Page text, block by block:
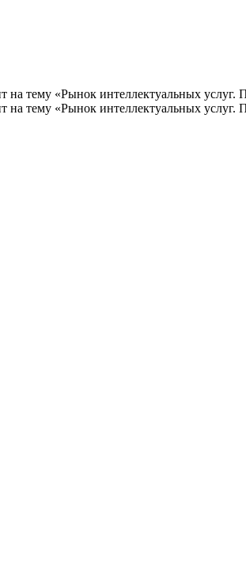
тему «Рынок интеллектуальных
тему «Рынок интеллектуальных